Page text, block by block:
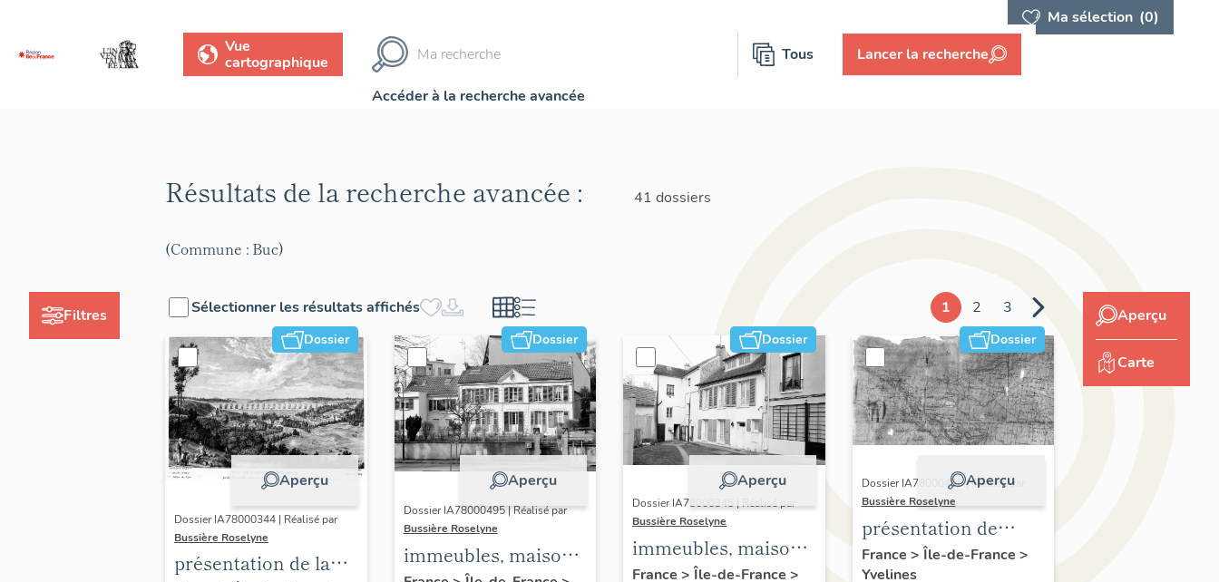
Ma sélection (0)
Vue
cartographique
Tous Lancer la recherche
Accéder à la recherche avancée
Filtres
Résultats de la recherche avancée : 41 dossiers
(Commune : Buc)
Sélectionner les résultats affichés 1 2 3
Dossier
Aperçu
Dossier IA78000344 | Réalisé par
Bussière Roselyne
présentation de la
Dossier
Aperçu
Dossier IA78000495 | Réalisé par
Bussière Roselyne
immeubles, maisons,
Dossier
Aperçu
Dossier IA78000345 | Réalisé par
Bussière Roselyne
immeubles, maisons,
fermes
France > Île-de-France >
Dossier
Aperçu
Dossier IA78000496 | Réalisé par
Bussière Roselyne
présentation de
l'étude du
France > Île-de-France >
Yvelines
Aperçu
Carte